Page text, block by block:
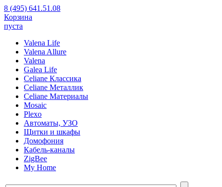
8 (495) 641.51.08
Корзина
пуста
Valena Life
Valena Allure
Valena
Galea Life
Celiane Классика
Celiane Металлик
Celiane Материалы
Mosaic
Plexo
Автоматы, УЗО
Щитки и шкафы
Домофония
Кабель-каналы
ZigBee
My Home